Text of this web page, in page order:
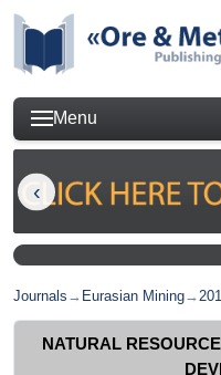
Menu
Journals → Eurasian Mining→
NATURAL